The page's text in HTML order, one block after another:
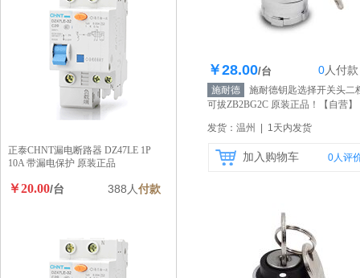
库存100个
￥28.00/台 0人付款
施耐德
施耐德钥匙选择开关头二
可拔ZB2BG2C 原装正品！
【自营】
发货：温州 | 1天内发货
加入购物车 0人评
正泰CHNT漏电断路器 DZ47LE 1P
10A 带漏电保护 原装正品
￥20.00/台 388人付款